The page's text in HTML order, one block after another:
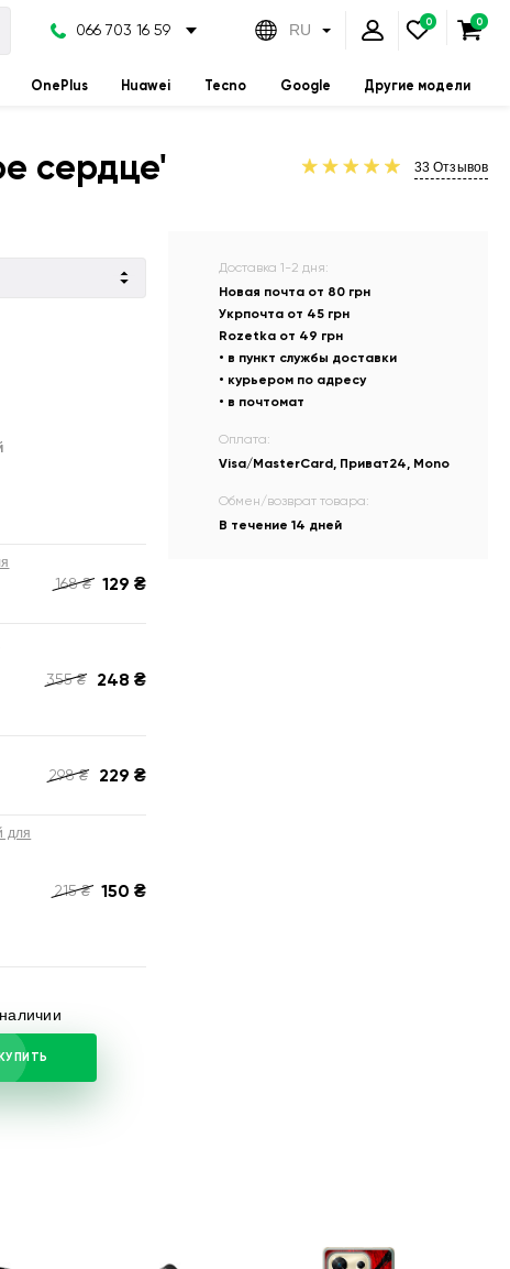
066 703 16 59 RU
OnePlus Huawei Tecno Google Другие модели
сердце' 33 Отзывов
168₴ 129 ₴
355₴ 248 ₴
298₴ 229 ₴
для
215₴ 150 ₴
Доставка 1-2 дня:
Новая почта от 80 грн
Укрпочта от 45 грн
Rozetka от 49 грн
• в пункт службы доставки
• курьером по адресу
• в почтомат
Оплата:
Visa/MasterCard, Приват24, Mono
Обмен/возврат товара:
В течение 14 дней